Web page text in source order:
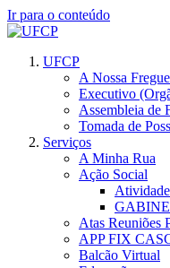
Ir para o conteúdo
UFCP
A Nossa
Executivo
Assembleia de
Tomada de
Serviços
A Minha Rua
Ação Social
Atas Reuniões
APP FIX
Balcão Virtual